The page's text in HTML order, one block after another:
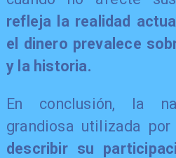
refleja la realidad
el dinero prevalece
y la historia.
En conclusión, la
grandiosa utilizada por
describir su